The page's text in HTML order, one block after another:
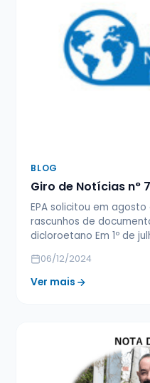
BLOG
Giro de Notícias n°
EPA solicitou em
rascunhos de
dicloroetano Em 1º de
06/12/2024
Ver mais